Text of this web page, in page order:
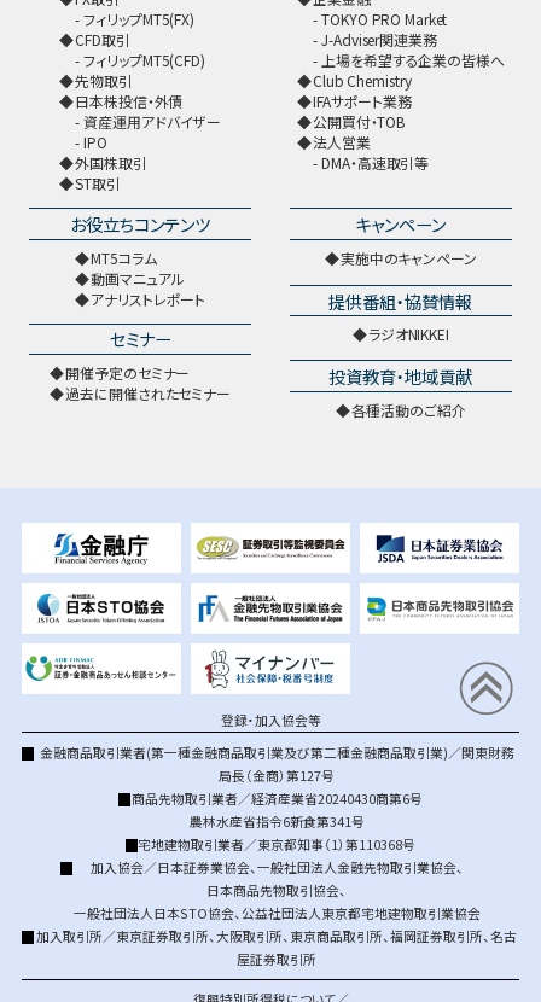
フィリップMT5(FX)
CFD取引
フィリップMT5(CFD)
先物取引
日本株投信・外債
資産運用アドバイザー
IPO
外国株取引
ST取引
TOKYO PRO Market
J-Adviser関連業務
上場を希望する企業の皆様へ
Club Chemistry
IFAサポート業務
公開買付・TOB
法人営業
DMA・高速取引等
お役立ちコンテンツ
MT5コラム
動画マニュアル
アナリストレポート
セミナー
開催予定のセミナー
過去に開催されたセミナー
キャンペーン
実施中のキャンペーン
提供番組・協賛情報
ラジオNIKKEI
投資教育・地域貢献
各種活動のご紹介
登録・加入協会等
金融商品取引業者(第一種金融商品取引業及び第二種金融商品取引業)／関東財務
局長（金商）第127号
商品先物取引業者／経済産業省20240430商第6号
農林水産省指令6新食第341号
宅地建物取引業者／東京都知事（1）第110368号
加入協会／日本証券業協会、一般社団法人金融先物取引業協会、
日本商品先物取引協会、
一般社団法人日本STO協会、公益社団法人東京都宅地建物取引業協会
加入取引所／東京証券取引所、大阪取引所、 東京商品取引所、福岡証券取引所、名古
屋証券取引所